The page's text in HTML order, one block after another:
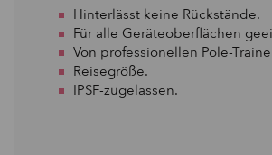
Hinterlässt keine Rückstände.
Für alle Geräteoberflächen
Von professionellen Pole-
Reisegröße.
IPSF-zugelassen.